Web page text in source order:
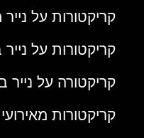
קריקטורות על נייר
קריקטורות על נייר
קריקטורה על נייר
קריקטורות